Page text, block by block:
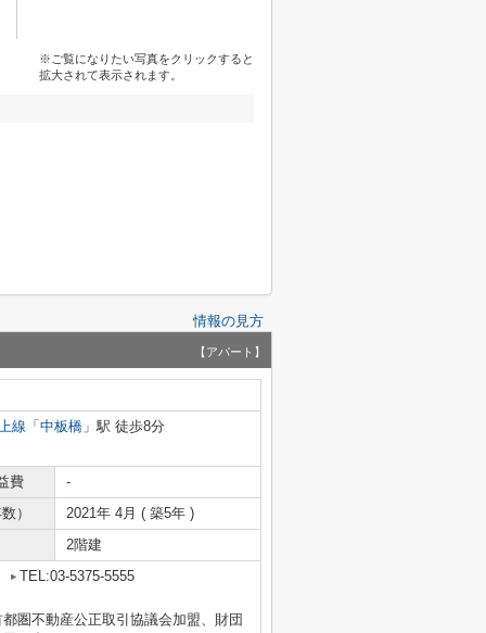
※ご覧になりたい写真をクリックすると
拡大されて表示されます。
情報の見方
【アパート】
線 「 中板橋 」駅 徒歩8分
費
-
）
2021年 4月 ( 築5年 )
2階建
TEL:03-5375-5555
圏不動産公正取引協議会加盟、財団